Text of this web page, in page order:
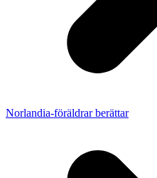
Norlandia-föräldrar berättar